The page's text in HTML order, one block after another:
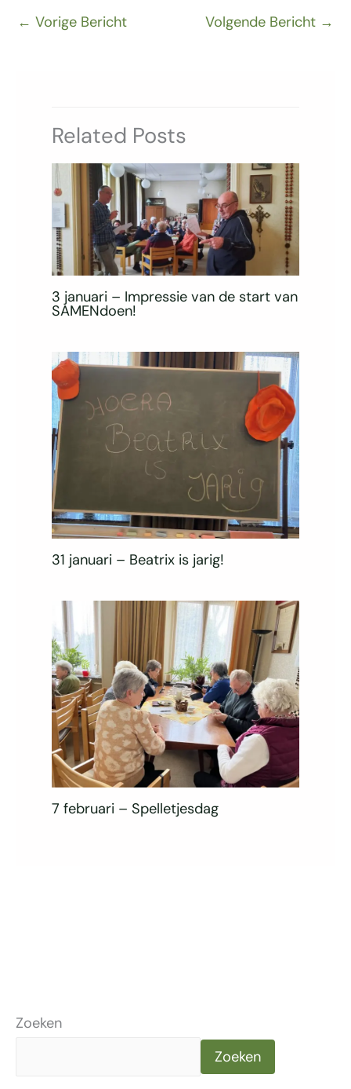
Zoeken
Zoeken
← Vorige Bericht Volgende Bericht →
Related Posts
3 januari – Impressie van de start van
SAMENdoen!
31 januari – Beatrix is jarig!
7 februari – Spelletjesdag